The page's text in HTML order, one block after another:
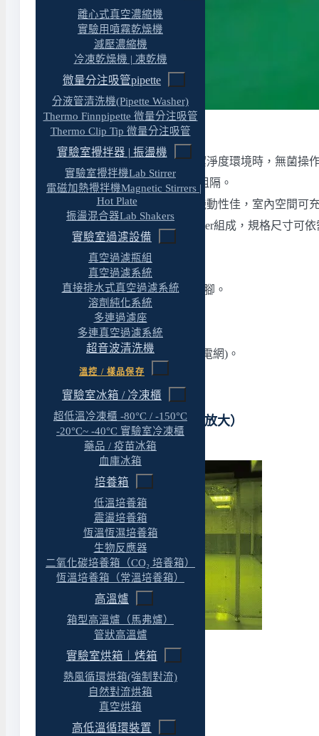
離心式真空濃縮機
實驗用噴霧乾燥機
減壓濃縮機
冷凍乾燥機 | 凍乾機
微量分注吸管pipette
分液管清洗機(Pipette Washer)
Thermo Finnpipette 微量分注吸管
Thermo Clip Tip 微量分注吸管
實驗室攪拌器 | 振盪機
實驗室攪拌機Lab Stirrer
電磁加熱攪拌機Magnetic Stirrers |
Hot Plate
振盪混合器Lab Shakers
實驗室過濾設備
真空過濾瓶組
真空過濾系統
直接排水式真空過濾系統
溶劑純化系統
多連過濾座
多連真空過濾系統
超音波清洗機
溫控 / 樣品保存
實驗室冰箱 / 冷凍櫃
超低溫冷凍櫃 -80°C / -150°C
-20°C~ -40°C 實驗室冷凍櫃
藥品 / 疫苗冰箱
血庫冰箱
培養箱
低溫培養箱
震盪培養箱
恆溫恆濕培養箱
生物反應器
二氧化碳培養箱（CO₂ 培養箱）
恆溫培養箱（常溫培養箱）
高溫爐
箱型高溫爐（馬弗爐）
管狀高溫爐
實驗室烘箱｜烤箱
熱風循環烘箱(強制對流)
自然對流烘箱
真空烘箱
高低溫循環裝置
無菌操作亭
限於經費或無需整個空間均為高潔淨度環境時，無菌
潔淨度，外圍為PVC 簾幕與外界阻隔。
．優點為：造價低、安裝容易、機動性佳，室內空間可
．過濾系統由初級濾網及HEPA filter組成，規格尺寸可
．本體：冷軋鋼板烤漆。
．腳架：50mm 鋼管烤漆，附調整腳。
．HEPA filter 效率99.97%。
．40W 日光燈照明。
．PVC 防塵抗靜電簾幕(含蜂巢導電網)。
．FFU：ABS材質，耐燃一級。
無菌操作亭 相關圖片（點擊放大）